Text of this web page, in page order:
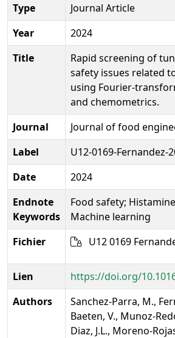
Type
Journal Article
Year
2024
Title
Rapid screening of
safety issues related
using Fourier-
and chemometrics.
Journal
Journal of food
Label
U12-0169-Fernandez-
Date
2024
Endnote
Keywords
Food safety; Histamine;
Machine learning
Fichier
U12 0169
Lien
https://doi.org/
Authors
Sanchez-Parra, M.,
Baeten, V., Munoz-
Diaz, J.L., Moreno-